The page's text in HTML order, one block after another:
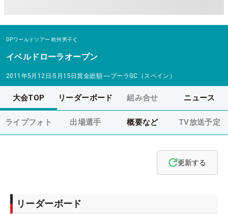
DPワールドツアー 欧州男子
イベルドローラオープン
2011年5月12日-5月15日賞金総額 ―プーラGC（スペイン）
大会TOP リーダーボード 組み合せ ニュース
ライブフォト 出場選手 概要など TV放送予定
更新する
リーダーボード